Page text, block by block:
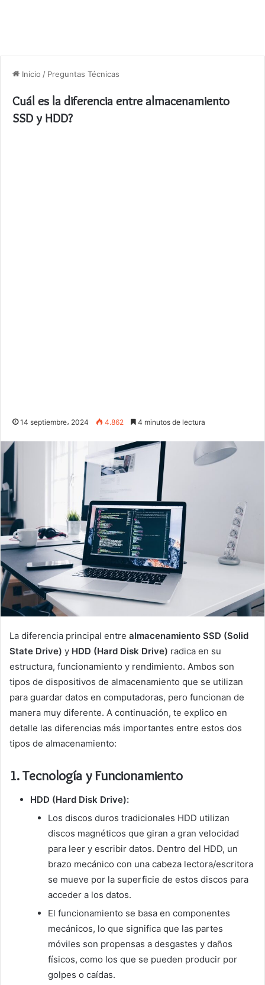
Inicio / Preguntas Técnicas
Cuál es la diferencia entre almacenamiento
SSD y HDD?
14 septiembre، 2024 4.862 4 minutos de lectura
La diferencia principal entre almacenamiento SSD (Solid
State Drive) y HDD (Hard Disk Drive) radica en su
estructura, funcionamiento y rendimiento. Ambos son
tipos de dispositivos de almacenamiento que se utilizan
para guardar datos en computadoras, pero funcionan de
manera muy diferente. A continuación, te explico en
detalle las diferencias más importantes entre estos dos
tipos de almacenamiento:
1.Tecnología y Funcionamiento
HDD (Hard Disk Drive):
Los discos duros tradicionales HDD utilizan
discos magnéticos que giran a gran velocidad
para leer y escribir datos. Dentro del HDD, un
brazo mecánico con una cabeza lectora/escritora
se mueve por la superficie de estos discos para
acceder a los datos.
El funcionamiento se basa en componentes
mecánicos, lo que significa que las partes
móviles son propensas a desgastes y daños
físicos, como los que se pueden producir por
golpes o caídas.